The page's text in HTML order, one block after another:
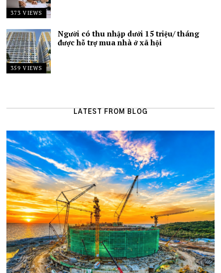
373 VIEWS
359 VIEWS
Người có thu nhập dưới 15 triệu/ tháng
được hỗ trợ mua nhà ở xã hội
LATEST FROM BLOG